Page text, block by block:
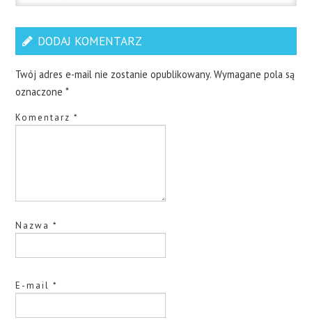
DODAJ KOMENTARZ
Twój adres e-mail nie zostanie opublikowany. Wymagane pola są
oznaczone*
Komentarz*
Nazwa*
E-mail*